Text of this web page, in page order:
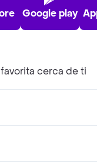
Google play
cerca de ti